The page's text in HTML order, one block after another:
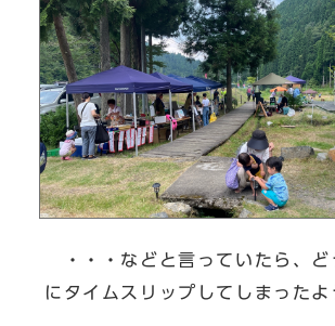
・・・などと言っていたら、ど
にタイムスリップしてしまったよ